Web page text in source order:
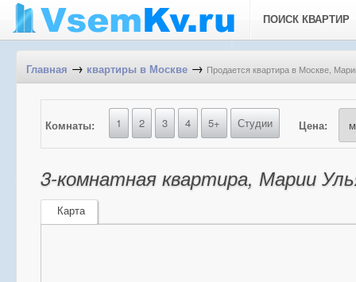
ПОИСК КВАРТИР
Главная → квартиры в Москве → Продается квартира в Москве,
Комнаты: 1 2 3 4 5+ Студии Цена:
3-комнатная квартира, Марии
Карта